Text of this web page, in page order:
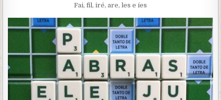
Fai, fil, iré, are, les e íes